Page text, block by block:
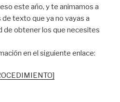
este año, y te animamos a
de texto que ya no vayas a
de obtener los que necesites
en el siguiente enlace: